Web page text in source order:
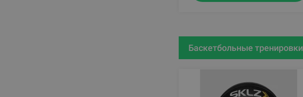
Баскетбольные тренировки